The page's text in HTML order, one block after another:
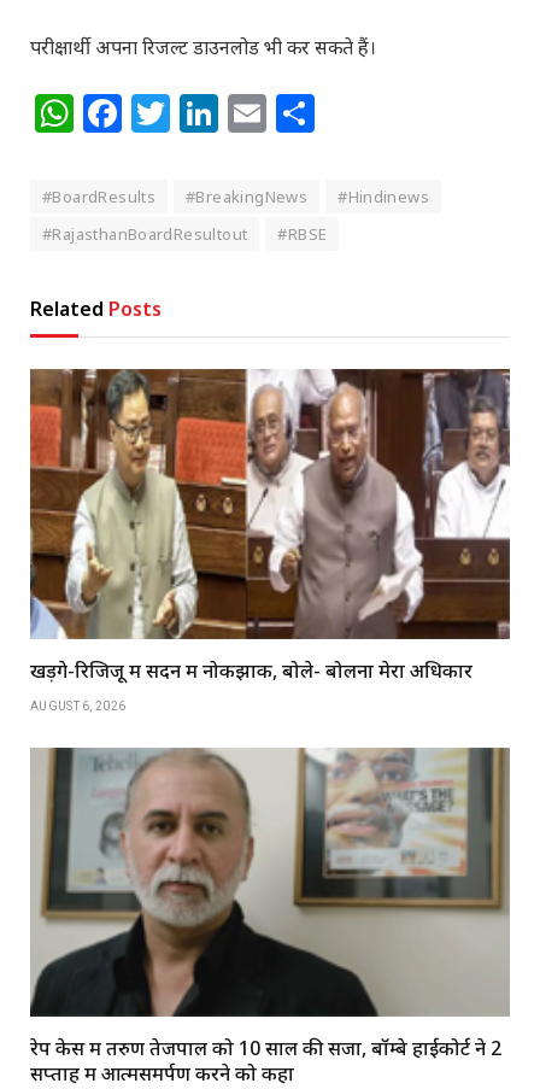
परीक्षार्थी अपना रिजल्ट डाउनलोड भी कर सकते हैं।
WhatsApp
Facebook
Twitter
LinkedIn
Email
#BoardResults #BreakingNews
#Hindinews
#RajasthanBoardResultout
#RBSE
Related Posts
खड़गे-रिजिजू में सदन में नोकझोंक, बोले- बोलना मेरा अधिकार
AUGUST 6, 2026
रेप केस में तरुण तेजपाल को 10 साल की सजा, बॉम्बे हाईकोर्ट ने 2
सप्ताह में आत्मसमर्पण करने को कहा